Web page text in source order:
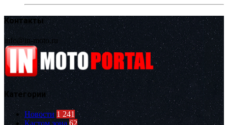
Контакты
info@in-moto.ru
Категории
Новости 1 241